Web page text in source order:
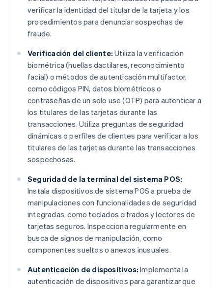
verificar la identidad del titular de la tarjeta y los
procedimientos para denunciar sospechas de
fraude.
Verificación del cliente: Utiliza la verificación
biométrica (huellas dactilares, reconocimiento
facial) o métodos de autenticación multifactor,
como códigos PIN, datos biométricos o
contraseñas de un solo uso (OTP) para autenticar a
los titulares de las tarjetas durante las
transacciones. Utiliza preguntas de seguridad
dinámicas o perfiles de clientes para verificar a los
titulares de las tarjetas durante las transacciones
sospechosas.
Seguridad de la terminal del sistema POS:
Instala dispositivos de sistema POS a prueba de
manipulaciones con funcionalidades de seguridad
integradas, como teclados cifrados y lectores de
tarjetas seguros. Inspecciona regularmente en
busca de signos de manipulación, como
componentes sueltos o anexos inusuales.
Autenticación de dispositivos: Implementa la
autenticación de dispositivos para garantizar que